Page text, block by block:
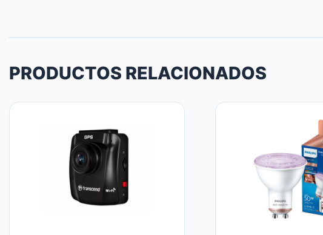
PRODUCTOS RELACIONADOS